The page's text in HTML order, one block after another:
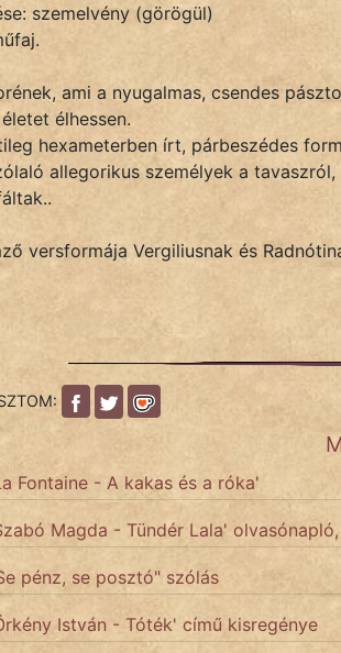
szemelvény (görögül)
ami a nyugalmas, csendes
élhessen.
hexameterben írt, párbeszédes
allegorikus személyek a
versformája Vergiliusnak és
Fontaine - A kakas és a róka'
Magda - Tündér Lala'
pénz, se posztó" szólás
István - Tóték' című kisregénye